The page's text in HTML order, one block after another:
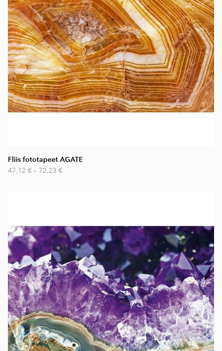
Fliis fototapeet AGATE
47,12 € – 72,23 €